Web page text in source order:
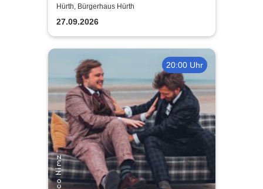
Rätsel | Bürgerhaus Hürth
Hürth, Bürgerhaus Hürth
27.09.2026
20:00 Uhr